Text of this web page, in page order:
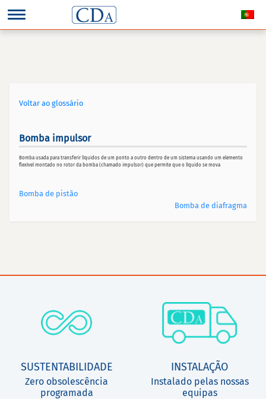
Voltar ao glossário
Bomba impulsor
Bomba usada para transferir líquidos de um ponto a outro dentro de um sistema usando um elemento
flexível montado no rotor da bomba (chamado impulsor) que permite que o líquido se mova
Bomba de pistão
Bomba de diafragma
SUSTENTABILIDADE
Zero obsolescência
programada
INSTALAÇÃO
Instalado pelas nossas
equipas